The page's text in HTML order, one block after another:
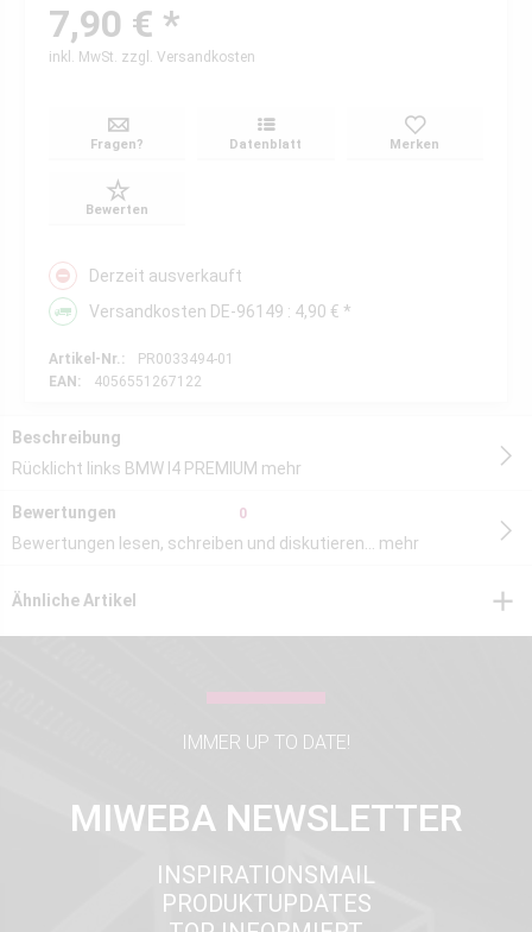
7,90 € *
inkl. MwSt. zzgl. Versandkosten
Fragen? Datenblatt Merken
Bewerten
Derzeit ausverkauft
Versandkosten DE-96149 : 4,90 € *
Artikel-Nr.:
PR0033494-01
EAN:
4056551267122
Beschreibung
Rücklicht links BMW I4 PREMIUM mehr
Bewertungen 0
Bewertungen lesen, schreiben und diskutieren... mehr
Ähnliche Artikel
IMMER UP TO DATE!
MIWEBA NEWSLETTER
INSPIRATIONSMAIL
PRODUKTUPDATES